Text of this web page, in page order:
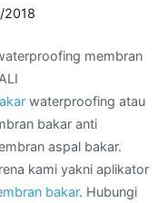
2018
membran
waterproofing atau
bakar anti
aspal bakar.
kami yakni aplikator
bakar. Hubungi